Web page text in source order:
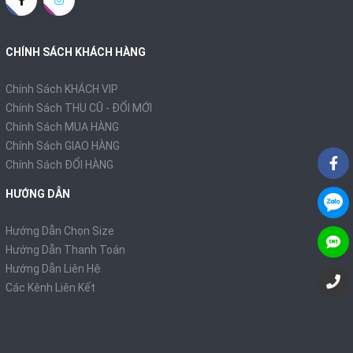
CHÍNH SÁCH KHÁCH HÀNG
Chính Sách KHÁCH VIP
Chính Sách THU CŨ - ĐỔI MỚI
Chính Sách MUA HÀNG
Chính Sách GIAO HÀNG
Chính Sách ĐỔI HÀNG
HƯỚNG DẪN
Hướng Dẫn Chọn Size
Hướng Dẫn Thanh Toán
Hướng Dẫn Liên Hệ
Các Kênh Liên Kết